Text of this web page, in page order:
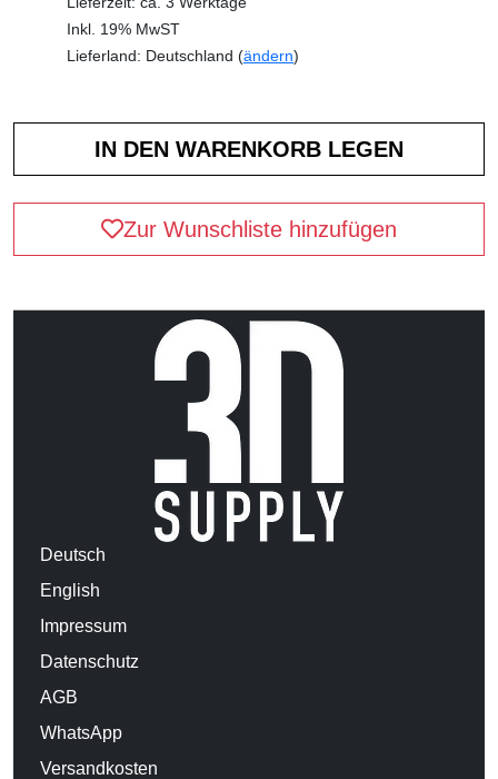
Inkl. 19% MwST
Lieferland: Deutschland (ändern)
Zur Wunschliste hinzufügen
Deutsch
English
Impressum
Datenschutz
AGB
WhatsApp
Versandkosten